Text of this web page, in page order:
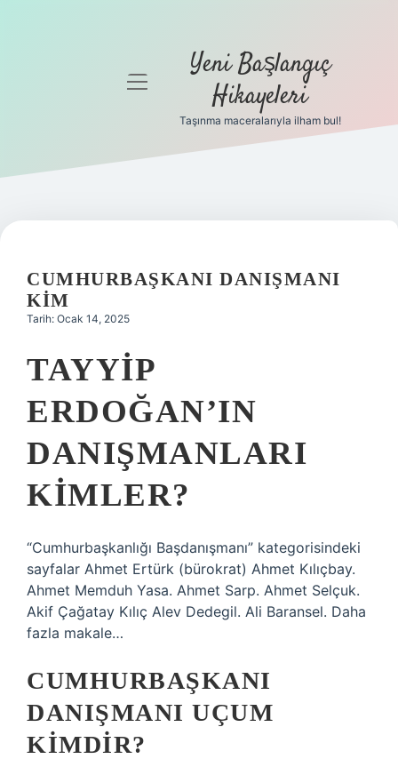
Gizlilik
Hakkımızda
menüyü
Yeni Başlangıç
Hikayeleri
Taşınma maceralarıyla ilham bul!
CUMHURBAŞKANI DANIŞMANI
KIM
Tarih: Ocak 14, 2025
TAYYIP
ERDOĞAN’IN
DANIŞMANLARI
KIMLER?
“Cumhurbaşkanlığı Başdanışmanı” kategorisindeki
sayfalar Ahmet Ertürk (bürokrat) Ahmet Kılıçbay.
Ahmet Memduh Yasa. Ahmet Sarp. Ahmet Selçuk.
Akif Çağatay Kılıç Alev Dedegil. Ali Baransel. Daha
fazla makale…
CUMHURBAŞKANI
DANIŞMANI UÇUM
KIMDIR?